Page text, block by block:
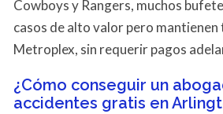
Cowboys y Rangers, muchos
casos de alto valor pero
Metroplex, sin requerir pagos
¿Cómo conseguir un
accidentes gratis en